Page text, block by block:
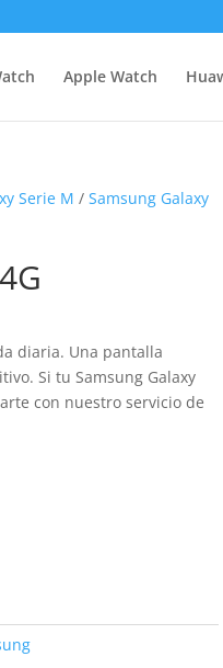
Apple Watch
Serie M /Samsung Galaxy
diaria. Una pantalla
Si tu Samsung Galaxy
con nuestro servicio de